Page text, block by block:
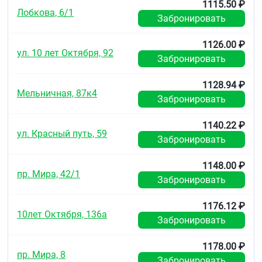
недостаточностью (ХСН) было выявлено:
снижение давления наполнения в левом и
снижение ОПСС
увеличение сердечного выброса и увеличение
усиление мышечного периферического
кровотока.
пробы с физической нагрузкой.
Розувастатин является селективным,
конкурентным ингибитором ГМГ-КоА-редуктазы,
фермента, превращающего 3-гидрокси-3-
метилглутарил кофермент А в мевалоновую
кислоту, предшественник холестерина (ХС).
Основной мишенью действия розувастатина
Лобкова, 6/1
1115.50 ₽
Забронировать
ул. 10 лет Октября, 92
1126.00 ₽
Забронировать
Мельничная, 87к4
1128.94 ₽
Забронировать
ул. Красный путь, 59
1140.22 ₽
Забронировать
пр. Мира, 42/1
1148.00 ₽
Забронировать
10лет Октября, 136а
1176.12 ₽
Забронировать
пр. Мира, 8
1178.00 ₽